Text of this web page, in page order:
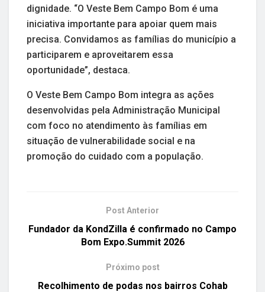
dignidade. “O Veste Bem Campo Bom é uma
iniciativa importante para apoiar quem mais
precisa. Convidamos as famílias do município a
participarem e aproveitarem essa
oportunidade”, destaca.
O Veste Bem Campo Bom integra as ações
desenvolvidas pela Administração Municipal
com foco no atendimento às famílias em
situação de vulnerabilidade social e na
promoção do cuidado com a população.
Post Anterior
Fundador da KondZilla é confirmado no Campo
Bom Expo.Summit 2026
Próximo post
Recolhimento de podas nos bairros Cohab